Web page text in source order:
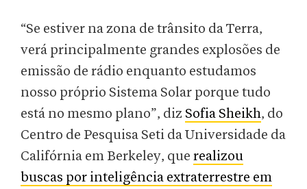
“Se estiver na zona de trânsito da Terra,
verá principalmente grandes explosões de
emissão de rádio enquanto estudamos
nosso próprio Sistema Solar porque tudo
está no mesmo plano”, diz Sofia Sheikh, do
Centro de Pesquisa Seti da Universidade da
Califórnia em Berkeley, que realizou
buscas por inteligência extraterrestre em